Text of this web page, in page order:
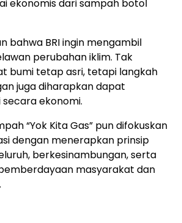
ekonomis dari sampah botol
bahwa BRI ingin mengambil
perubahan iklim. Tak
bumi tetap asri, tetapi langkah
juga diharapkan dapat
ekonomi.
“Yok Kita Gas” pun difokuskan
dengan menerapkan prinsip
berkesinambungan, serta
masyarakat dan